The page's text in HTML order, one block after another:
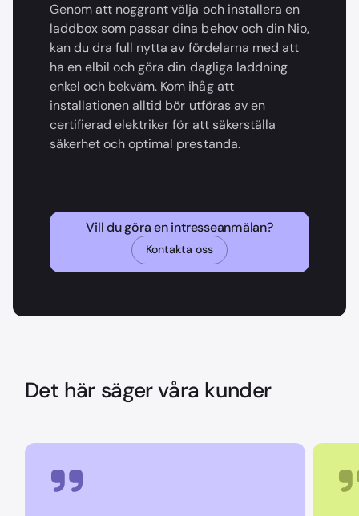
Genom att noggrant välja och installera en
laddbox som passar dina behov och din Nio,
kan du dra full nytta av fördelarna med att
ha en elbil och göra din dagliga laddning
enkel och bekväm. Kom ihåg att
installationen alltid bör utföras av en
certifierad elektriker för att säkerställa
säkerhet och optimal prestanda.
Vill du göra en intresseanmälan?
Kontakta oss
Det här säger våra kunder